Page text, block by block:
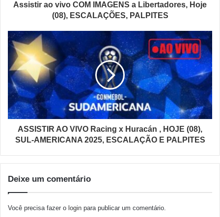
Assistir ao vivo COM IMAGENS a Libertadores, Hoje
(08), ESCALAÇÕES, PALPITES
ASSISTIR AO VIVO Racing x Huracán , HOJE (08),
SUL-AMERICANA 2025, ESCALAÇÃO E PALPITES
Deixe um comentário
Você precisa fazer o login para publicar um comentário.